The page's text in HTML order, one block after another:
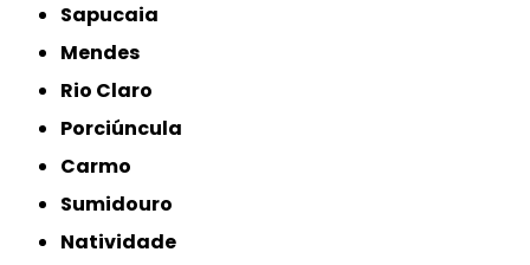
Sapucaia
Mendes
Rio Claro
Porciúncula
Carmo
Sumidouro
Natividade